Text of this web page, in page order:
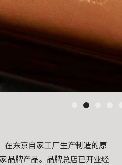
在东京自家工厂生产制造的原
品牌产品。品牌总店已开业经